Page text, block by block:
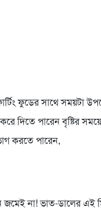
ফুডের সাথে
দিতে পারেন বৃষ্টির
করতে পারেন,
জমেই না! ভাত-ডালের এই